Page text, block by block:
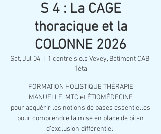
S 4 : La CAGE
thoracique et la
COLONNE 2026
Sat, Jul 04
1.centre.s.o.s Vevey, Batiment CAB,
1éta
FORMATION HOLISTIQUE THÉRAPIE
MANUELLE, MTC et ÉTIOMÉDECINE
pour acquérir les notions de bases essentielles
pour comprendre la mise en place de bilan
d’exclusion différentiel.